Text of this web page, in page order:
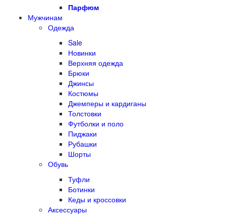
Парфюм
Мужчинам
Одежда
Sale
Новинки
Верхняя одежда
Брюки
Джинсы
Костюмы
Джемперы и кардиганы
Толстовки
Футболки и поло
Пиджаки
Рубашки
Шорты
Обувь
Туфли
Ботинки
Кеды и кроссовки
Аксессуары